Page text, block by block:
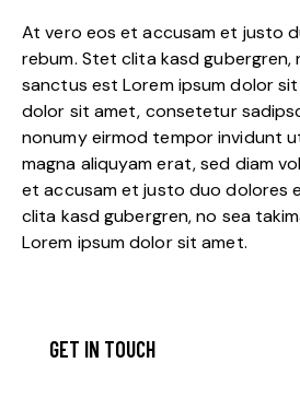
At vero eos et accusam et justo
rebum. Stet clita kasd gubergren,
sanctus est Lorem ipsum dolor
dolor sit amet, consetetur
nonumy eirmod tempor invidunt
magna aliquyam erat, sed diam
et accusam et justo duo dolores
clita kasd gubergren, no sea
Lorem ipsum dolor sit amet.
GET IN TOUCH